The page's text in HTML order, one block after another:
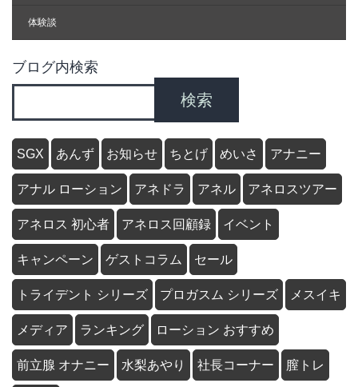
体験談
ブログ内検索
検索
SGX あんず お知らせ ちとげ めいさ アナニー
アナル ローション アネドラ アネル アネロスツアー
アネロス 初心者 アネロス回顧録 イベント
キャンペーン ゲストコラム セール
トライデント シリーズ プロガスム シリーズ メスイキ
メディア ランキング ローション おすすめ
前立腺 オナニー 水梨あやり 社長コーナー 膣トレ